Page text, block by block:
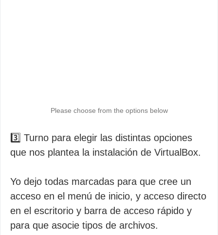
Please choose from the options below
3️⃣ Turno para elegir las distintas opciones
que nos plantea la instalación de VirtualBox.
Yo dejo todas marcadas para que cree un
acceso en el menú de inicio, y acceso directo
en el escritorio y barra de acceso rápido y
para que asocie tipos de archivos.